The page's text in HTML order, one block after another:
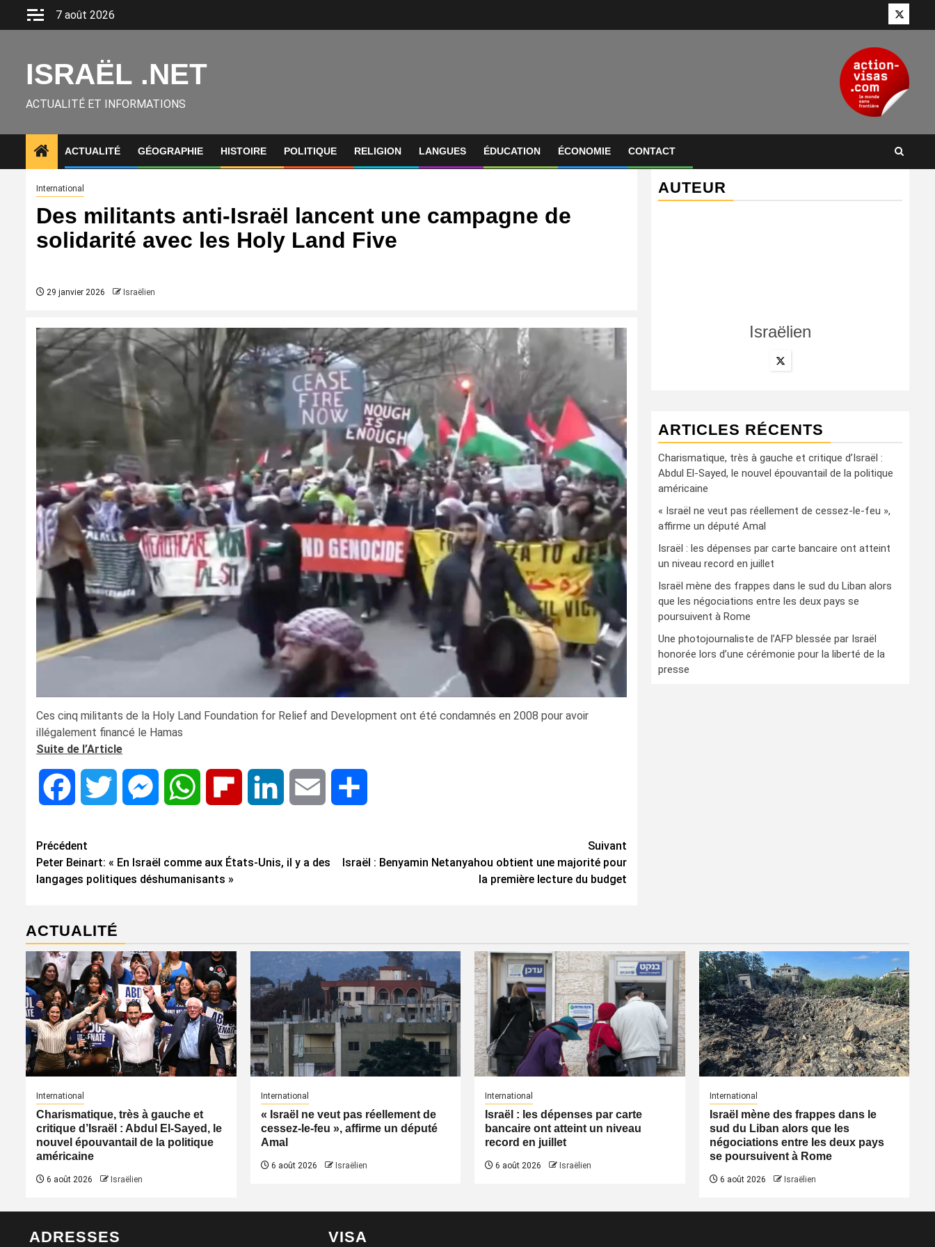
7 août 2026 Twitter
ISRAËL .NET
ACTUALITÉ ET INFORMATIONS
ACTUALITÉ GÉOGRAPHIE HISTOIRE POLITIQUE RELIGION LANGUES ÉDUCATION ÉCONOMIE CONTACT
International
Des militants anti-Israël lancent une campagne de
solidarité avec les Holy Land Five
29 janvier 2026 Israëlien
Ces cinq militants de la Holy Land Foundation for Relief and Development ont été condamnés en 2008 pour avoir
illégalement financé le Hamas
Suite de l’Article
Facebook Twitter MessengerWhatsApp Flipboard LinkedIn Email
Navigation
d’article
Précédent
Peter Beinart: « En Israël comme aux États-Unis, il y a des
langages politiques déshumanisants »
Suivant
Israël : Benyamin Netanyahou obtient une majorité pour
la première lecture du budget
AUTEUR
Israëlien
ARTICLES RÉCENTS
Charismatique, très à gauche et critique d’Israël :
Abdul El-Sayed, le nouvel épouvantail de la politique
américaine
« Israël ne veut pas réellement de cessez-le-feu »,
affirme un député Amal
Israël : les dépenses par carte bancaire ont atteint
un niveau record en juillet
Israël mène des frappes dans le sud du Liban alors
que les négociations entre les deux pays se
poursuivent à Rome
Une photojournaliste de l’AFP blessée par Israël
honorée lors d’une cérémonie pour la liberté de la
presse
ACTUALITÉ
International
Charismatique, très à gauche et
critique d’Israël : Abdul El-Sayed, le
nouvel épouvantail de la politique
américaine
6 août 2026 Israëlien
International
« Israël ne veut pas réellement de
cessez-le-feu », affirme un député
Amal
6 août 2026 Israëlien
International
Israël : les dépenses par carte
bancaire ont atteint un niveau
record en juillet
6 août 2026 Israëlien
International
Israël mène des frappes dans le
sud du Liban alors que les
négociations entre les deux pays
se poursuivent à Rome
6 août 2026 Israëlien
ADRESSES VISA